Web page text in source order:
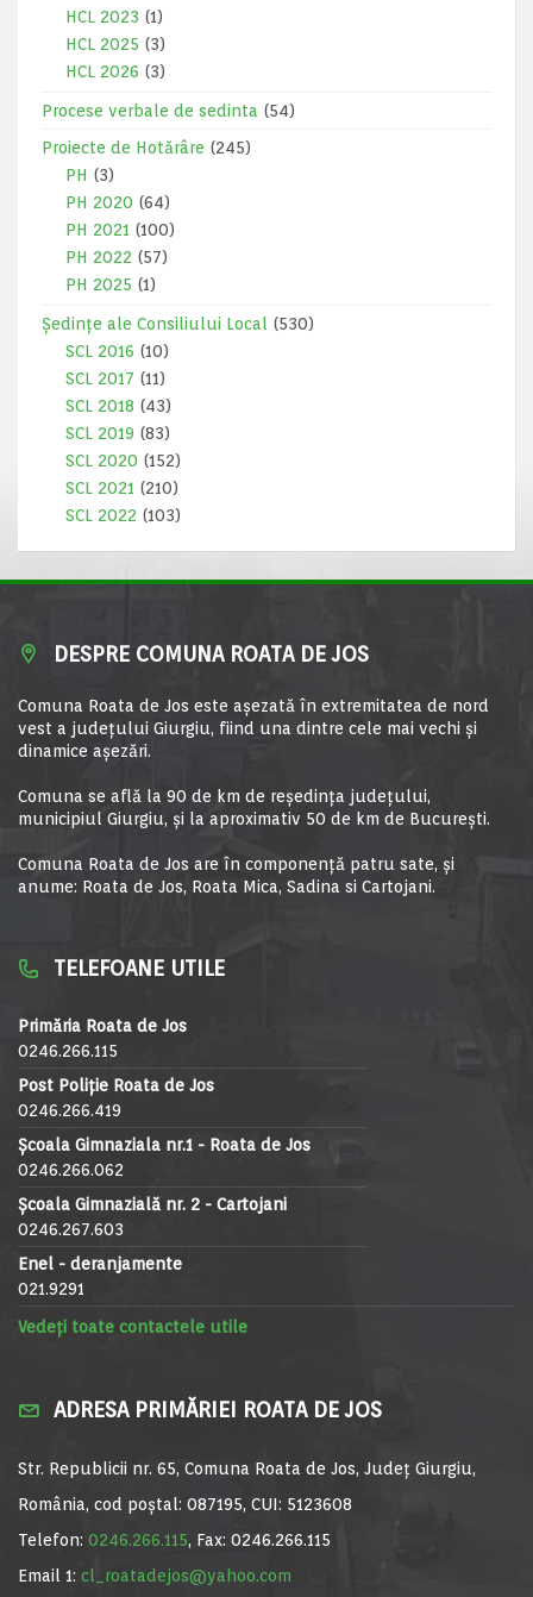
HCL 2023 (1)
HCL 2025 (3)
HCL 2026 (3)
Procese verbale de sedinta (54)
Proiecte de Hotărâre (245)
PH (3)
PH 2020 (64)
PH 2021 (100)
PH 2022 (57)
PH 2025 (1)
Ședințe ale Consiliului Local
(530)
SCL 2016 (10)
SCL 2017 (11)
SCL 2018 (43)
SCL 2019 (83)
SCL 2020 (152)
SCL 2021 (210)
SCL 2022 (103)
DESPRE COMUNA ROATA DE JOS
Comuna Roata de Jos este aşezată în extremitatea de nord
vest a judeţului Giurgiu, fiind una dintre cele mai vechi şi
dinamice aşezări.
Comuna se află la 90 de km de reşedinţa judeţului,
municipiul Giurgiu, şi la aproximativ 50 de km de Bucureşti.
Comuna Roata de Jos are în componență patru sate, și
anume: Roata de Jos, Roata Mica, Sadina si Cartojani.
TELEFOANE UTILE
Primăria Roata de Jos
0246.266.115
Post Poliție Roata de Jos
0246.266.419
Școala Gimnaziala nr.1 - Roata de Jos
0246.266.062
Școala Gimnazială nr. 2 - Cartojani
0246.267.603
Enel - deranjamente
021.9291
Vedeți toate contactele utile
ADRESA PRIMĂRIEI ROATA DE JOS
Str. Republicii nr. 65, Comuna Roata de Jos, Județ Giurgiu,
România, cod poștal: 087195, CUI: 5123608
Telefon: 0246.266.115, Fax: 0246.266.115
Email 1: cl_roatadejos@yahoo.com